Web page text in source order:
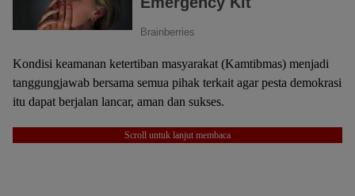
Kondisi keamanan ketertiban masyarakat (Kamtibmas) menjadi
tanggungjawab bersama semua pihak terkait agar pesta demokrasi
itu dapat berjalan lancar, aman dan sukses.
Scroll untuk lanjut membaca